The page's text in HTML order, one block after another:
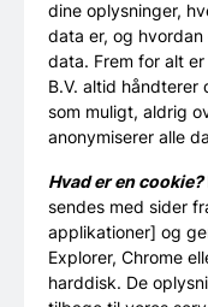
dine oplysninger,
data er, og
data. Frem for alt
B.V. altid håndterer
som muligt, aldrig
anonymiserer alle
Hvad er en cookie?
sendes med sider
applikationer] og
Explorer, Chrome
harddisk. De